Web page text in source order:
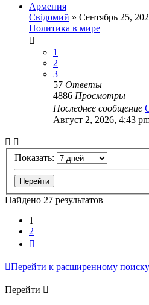
Армения
Свідомий » Сентябрь 25,
Политика в мире
1
2
3
57 Ответы
4886 Просмотры
Последнее сообщение
Август 2, 2026, 4:43
Показать:
Найдено 27 результатов
1
2
Перейти к расширенному поиску
Перейти